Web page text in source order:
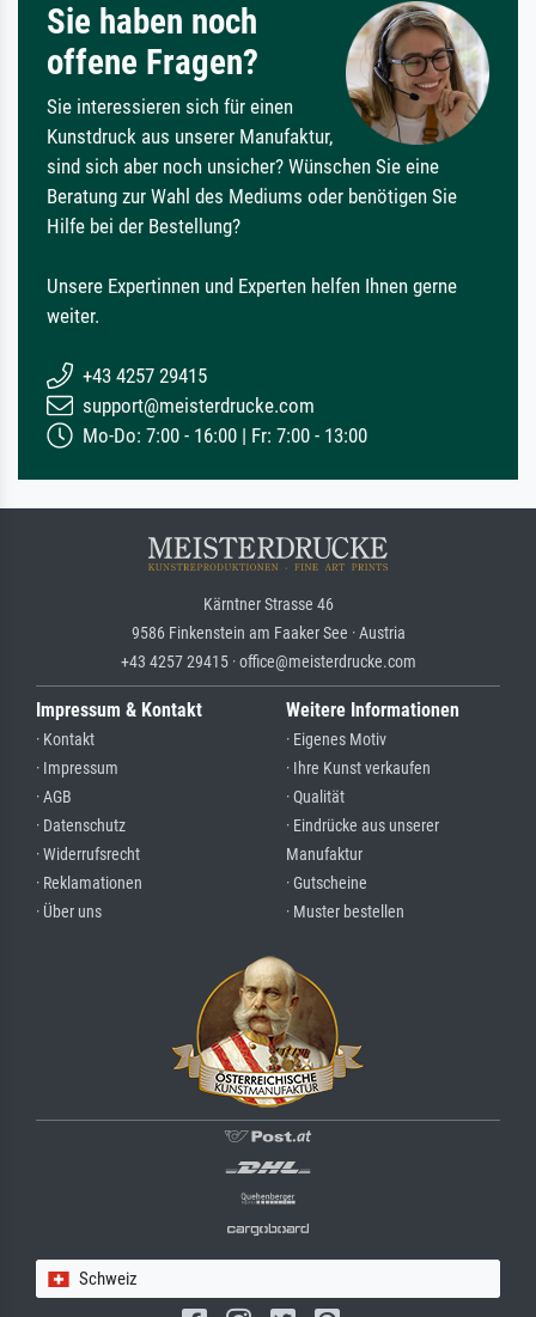
Sie haben noch
offene Fragen?
Sie interessieren sich für einen
Kunstdruck aus unserer Manufaktur,
sind sich aber noch unsicher? Wünschen Sie eine
Beratung zur Wahl des Mediums oder benötigen Sie
Hilfe bei der Bestellung?
Unsere Expertinnen und Experten helfen Ihnen gerne
weiter.
+43 4257 29415
support@meisterdrucke.com
Mo-Do: 7:00 - 16:00 | Fr: 7:00 - 13:00
Kärntner Strasse 46
9586 Finkenstein am Faaker See · Austria
+43 4257 29415 · office@meisterdrucke.com
Impressum & Kontakt
· Kontakt
· Impressum
· AGB
· Datenschutz
· Widerrufsrecht
· Reklamationen
· Über uns
Weitere Informationen
· Eigenes Motiv
· Ihre Kunst verkaufen
· Qualität
· Eindrücke aus unserer
Manufaktur
· Gutscheine
· Muster bestellen
Schweiz